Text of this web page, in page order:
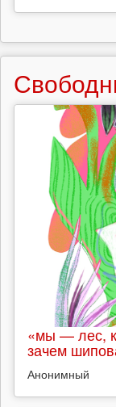
«мы — лес,
зачем
Анонимный